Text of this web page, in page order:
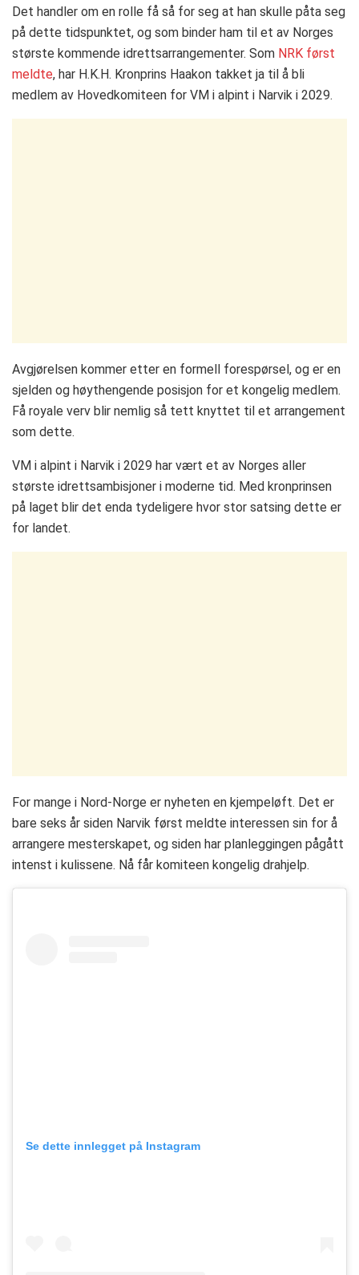
Det handler om en rolle få så for seg at han skulle påta seg
på dette tidspunktet, og som binder ham til et av Norges
største kommende idrettsarrangementer. Som NRK først
meldte, har H.K.H. Kronprins Haakon takket ja til å bli
medlem av Hovedkomiteen for VM i alpint i Narvik i 2029.
Avgjørelsen kommer etter en formell forespørsel, og er en
sjelden og høythengende posisjon for et kongelig medlem.
Få royale verv blir nemlig så tett knyttet til et arrangement
som dette.
VM i alpint i Narvik i 2029 har vært et av Norges aller
største idrettsambisjoner i moderne tid. Med kronprinsen
på laget blir det enda tydeligere hvor stor satsing dette er
for landet.
For mange i Nord-Norge er nyheten en kjempeløft. Det er
bare seks år siden Narvik først meldte interessen sin for å
arrangere mesterskapet, og siden har planleggingen pågått
intenst i kulissene. Nå får komiteen kongelig drahjelp.
Se dette innlegget på Instagram